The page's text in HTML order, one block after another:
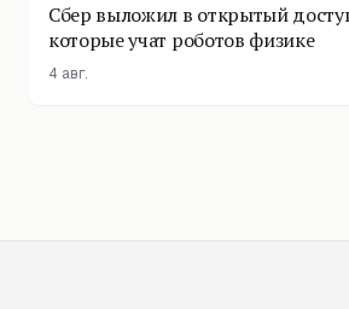
Сбер выложил в открытый
которые учат роботов физике
4 авг.